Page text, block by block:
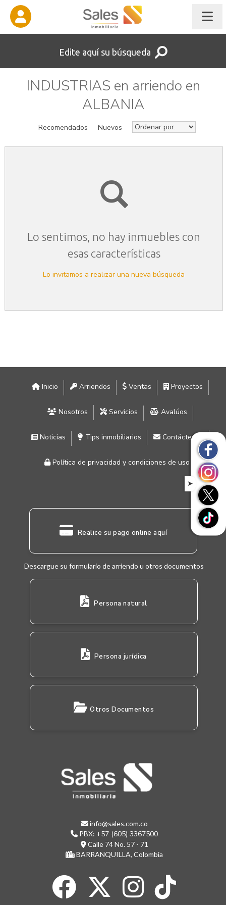
Edite aquí su búsqueda
INDUSTRIAS en arriendo en
ALBANIA
Recomendados Nuevos
Lo sentimos, no hay inmuebles con
esas características
Lo invitamos a realizar una nueva búsqueda
Inicio Arriendos Ventas Proyectos
Nosotros Servicios Avalúos
Noticias Tips inmobiliarios Contáctenos
Política de privacidad y condiciones de uso
Realice su pago online aquí
Descargue su formulario de arriendo u otros documentos
Persona natural
Persona jurídica
Otros Documentos
info@sales.com.co
PBX: +57 (605) 3367500
Calle 74 No. 57 - 71
BARRANQUILLA, Colombia
➤